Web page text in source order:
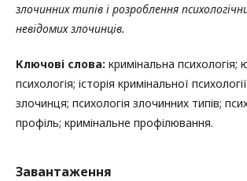
злочинних типів і розроблення
невідомих злочинців.
Ключові слова: кримінальна психологія;
психологія; історія кримінальної
злочинця; психологія злочинних типів;
профіль; кримінальне профілювання.
Завантаження